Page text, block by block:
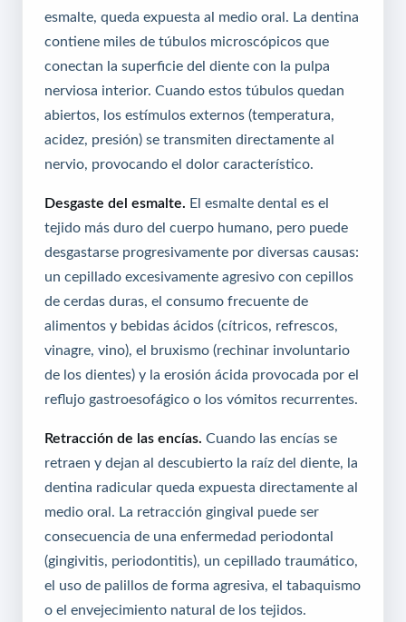
esmalte, queda expuesta al medio oral. La dentina
contiene miles de túbulos microscópicos que
conectan la superficie del diente con la pulpa
nerviosa interior. Cuando estos túbulos quedan
abiertos, los estímulos externos (temperatura,
acidez, presión) se transmiten directamente al
nervio, provocando el dolor característico.
Desgaste del esmalte.
El esmalte dental es el
tejido más duro del cuerpo humano, pero puede
desgastarse progresivamente por diversas causas:
un cepillado excesivamente agresivo con cepillos
de cerdas duras, el consumo frecuente de
alimentos y bebidas ácidos (cítricos, refrescos,
vinagre, vino), el bruxismo (rechinar involuntario
de los dientes) y la erosión ácida provocada por el
reflujo gastroesofágico o los vómitos recurrentes.
Retracción de las encías. Cuando las encías se
retraen y dejan al descubierto la raíz del diente, la
dentina radicular queda expuesta directamente al
medio oral. La retracción gingival puede ser
consecuencia de una enfermedad periodontal
(gingivitis, periodontitis), un cepillado traumático,
el uso de palillos de forma agresiva, el tabaquismo
o el envejecimiento natural de los tejidos.